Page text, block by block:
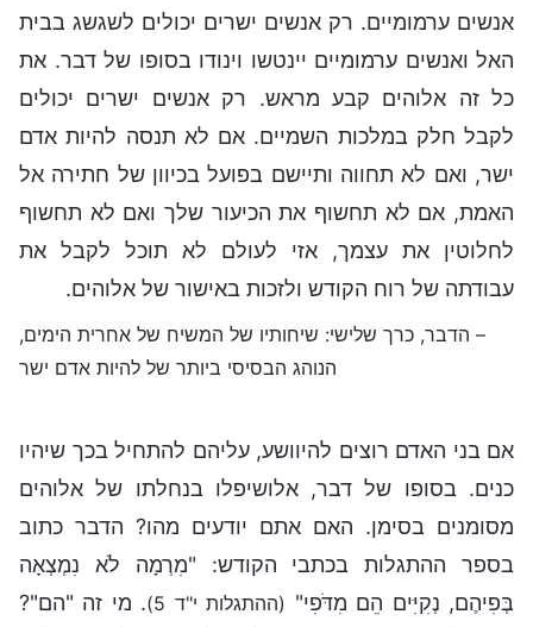
אנשים ערמומיים. רק אנשים ישרים יכולים לשגשג בבית
האל ואנשים ערמומיים יינטשו וינודו בסופו של דבר. את
כל זה אלוהים קבע מראש. רק אנשים ישרים יכולים
לקבל חלק במלכות השמיים. אם לא תנסה להיות אדם
ישר, ואם לא תחווה ותיישם בפועל בכיוון של חתירה אל
האמת, אם לא תחשוף את הכיעור שלך ואם לא תחשוף
לחלוטין את עצמך, אזי לעולם לא תוכל לקבל את
עבודתה של רוח הקודש ולזכות באישור של אלוהים.
– הדבר, כרך שלישי: שיחותיו של המשיח של אחרית הימים,
הנוהג הבסיסי ביותר של להיות אדם ישר
אם בני האדם רוצים להיוושע, עליהם להתחיל בכך שיהיו
כנים. בסופו של דבר, אלושיפלו בנחלתו של אלוהים
מסומנים בסימן. האם אתם יודעים מהו? הדבר כתוב
בספר ההתגלות בכתבי הקודש: "מִרְמָה לֹא נִמְצְאָה
בְּפִיהֶם, נְקִיִּים הֵם מִדֺּפִי" (ההתגלות י"ד 5)
. מי זה "הם"?